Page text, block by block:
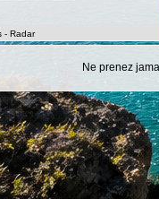
- Radar
Ne prenez